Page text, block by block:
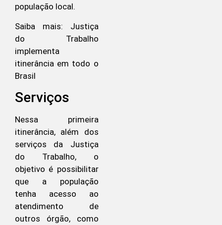
população local.
Saiba mais: Justiça
do Trabalho
implementa
itinerância em todo o
Brasil
Serviços
Nessa primeira
itinerância, além dos
serviços da Justiça
do Trabalho, o
objetivo é possibilitar
que a população
tenha acesso ao
atendimento de
outros órgão, como